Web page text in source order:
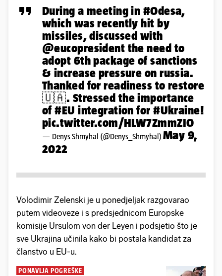
During a meeting in #Odesa,
which was recently hit by
missiles, discussed with
@eucopresident the need to
adopt 6th package of sanctions
& increase pressure on russia.
Thanked for readiness to restore
🇺🇦. Stressed the importance
of#EU integration for#Ukraine!
pic.twitter.com/HLW7ZmmZIO
— Denys Shmyhal (@Denys_Shmyhal) May 9,
2022
Volodimir Zelenski je u ponedjeljak razgovarao
putem videoveze i s predsjednicom Europske
komisije Ursulom von der Leyen i podsjetio što je
sve Ukrajina učinila kako bi postala kandidat za
članstvo u EU-u.
PONAVLJA POGREŠKE